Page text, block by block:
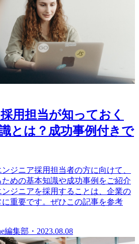
用担当が知っておく
とは？成功事例付きで
ジニア採用担当者の方に向けて、
めの基本知識や成功事例をご紹介
ンジニアを採用することは、企業の
重要です。ぜひこの記事を参考
編集部 ・ 2023.08.08